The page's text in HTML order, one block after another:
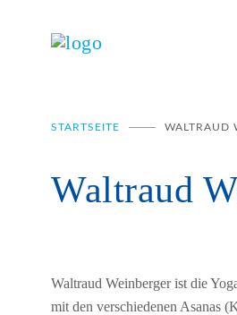
STARTSEITE WALTRAUD
Waltraud
Waltraud Weinberger ist die
mit den verschiedenen Asanas